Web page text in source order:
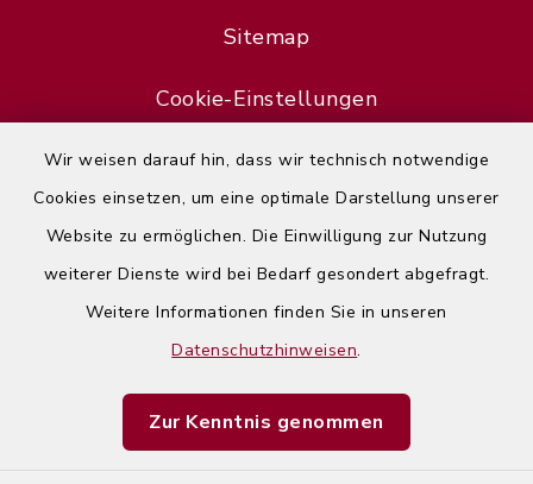
Wir weisen darauf hin, dass wir technisch notwendige
Cookies einsetzen, um eine optimale Darstellung unserer
Website zu ermöglichen. Die Einwilligung zur Nutzung
weiterer Dienste wird bei Bedarf gesondert abgefragt.
Weitere Informationen finden Sie in unseren
Datenschutzhinweisen.
Zur Kenntnis genommen
Sitemap
Cookie-Einstellungen
Error
Failed to load assistant data
Refresh Page